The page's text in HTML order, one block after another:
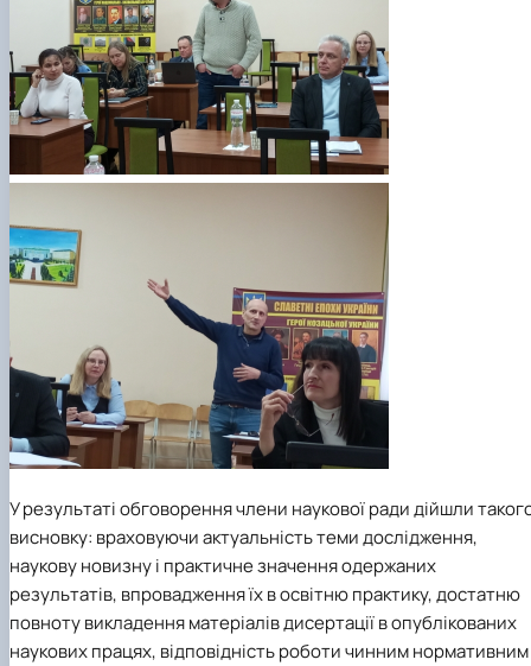
У результаті обговорення члени наукової ради дійшли
висновку: враховуючи актуальність теми дослідження,
наукову новизну і практичне значення одержаних
результатів, впровадження їх в освітню практику, достатню
повноту викладення матеріалів дисертації в опублікованих
наукових працях, відповідність роботи чинним нормативним